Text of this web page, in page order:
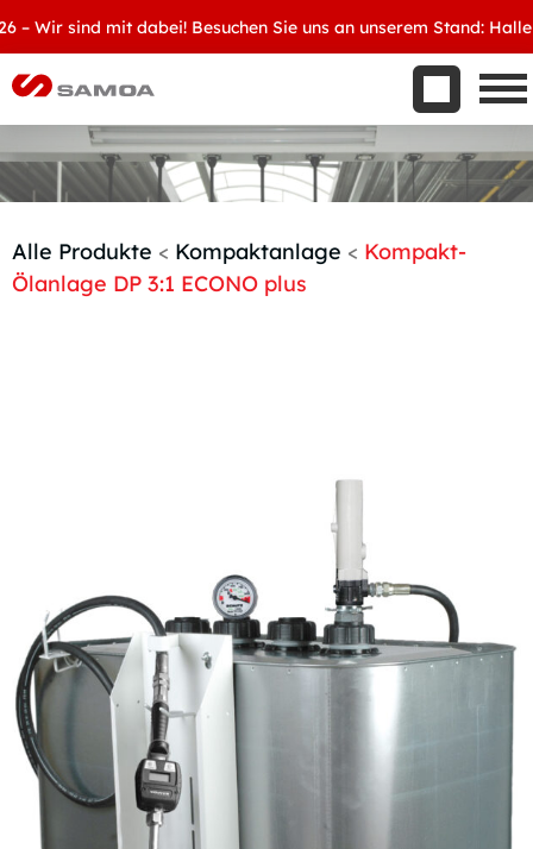
Wir sind mit dabei! Besuchen Sie uns an unserem Stand: Halle
Aktuelles
Kontakt
Handelspartner werden
Alle Produkte < Kompaktanlage < Kompakt-
Ölanlage DP 3:1 ECONO plus